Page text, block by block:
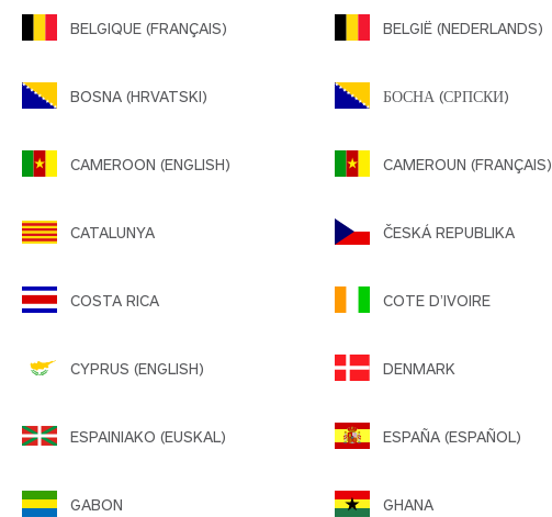
BELGIQUE (FRANÇAIS) BELGIË (NEDERLANDS)
BOSNA (HRVATSKI) БОСНА (СРПСКИ)
CAMEROON (ENGLISH) CAMEROUN (FRANÇAIS)
CATALUNYA ČESKÁ REPUBLIKA
COSTA RICA COTE D’IVOIRE
CYPRUS (ENGLISH) DENMARK
ESPAINIAKO (EUSKAL) ESPAÑA (ESPAÑOL)
GABON GHANA